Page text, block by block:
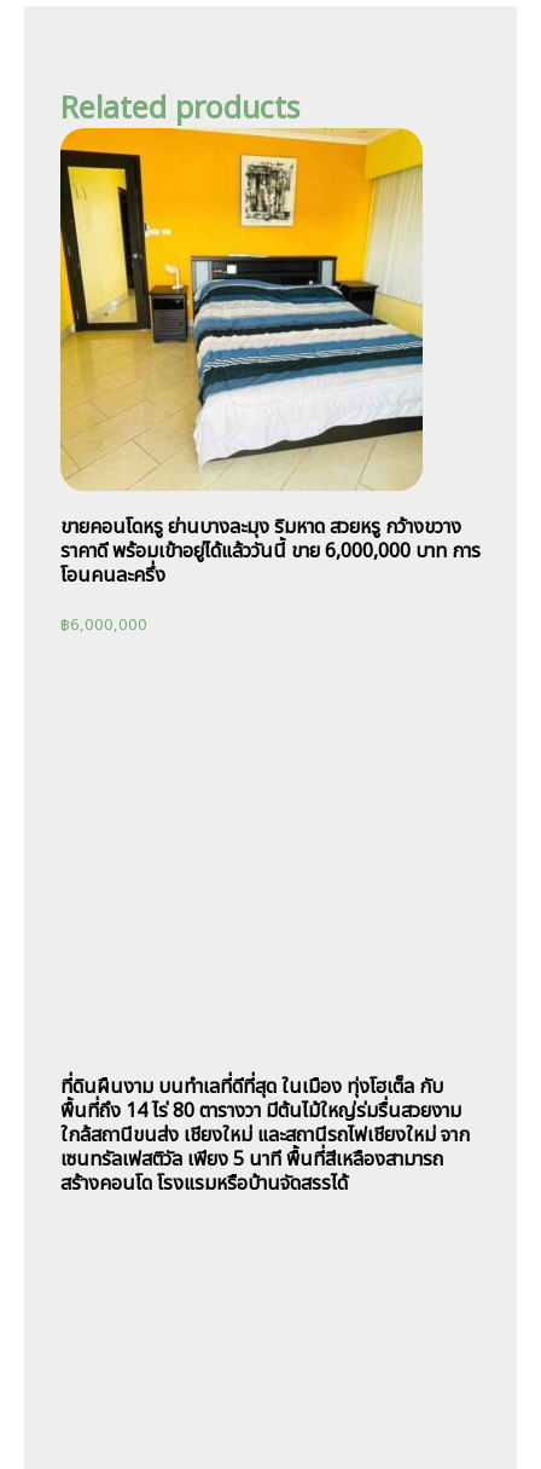
Related products
ขายคอนโดหรู ย่านบางละมุง ริมหาด สวยหรู กว้างขวาง
ราคาดี พร้อมเข้าอยู่ได้แล้ววันนี้ ขาย 6,000,000 บาท การ
โอนคนละครึ่ง
฿6,000,000
ที่ดินผืนงาม บนทำเลที่ดีที่สุด ในเมือง ทุ่งโฮเต็ล กับ
พื้นที่ถึง 14 ไร่ 80 ตารางวา มีต้นไม้ใหญ่ร่มรื่นสวยงาม
ใกล้สถานีขนส่ง เชียงใหม่ และสถานีรถไฟเชียงใหม่ จาก
เซนทรัลเฟสติวัล เพียง 5 นาที พื้นที่สีเหลืองสามารถ
สร้างคอนโด โรงแรมหรือบ้านจัดสรรได้